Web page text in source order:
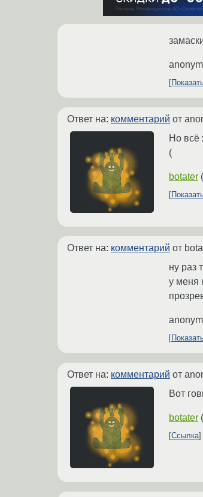
Ответ на: комментарий от
Но всё
(
botater (
Ответ на: комментарий от
ну раз
у меня
Ответ на: комментарий от
Вот
botater (
Ссылка